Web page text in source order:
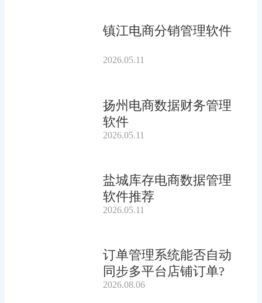
镇江电商分销管理软件
2026.05.11
扬州电商数据财务管理
软件
2026.05.11
盐城库存电商数据管理
软件推荐
2026.05.11
订单管理系统能否自动
同步多平台店铺订单?
2026.08.06